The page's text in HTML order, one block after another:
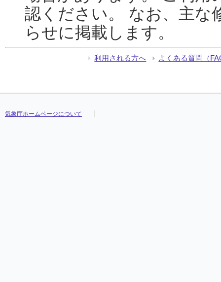
認ください。 なお、主な
らせに掲載します。
利用される方へ よくある質問（
気象庁ホームページについて